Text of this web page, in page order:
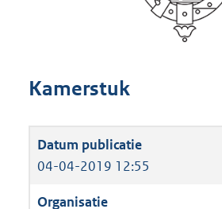
Kamerstuk
04-04-2019 12:55